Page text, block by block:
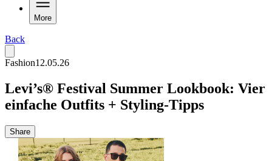
More
Back
Fashion12.05.26
Levi’s® Festival Summer Lookbook: Vier
einfache Outfits + Styling-Tipps
Share